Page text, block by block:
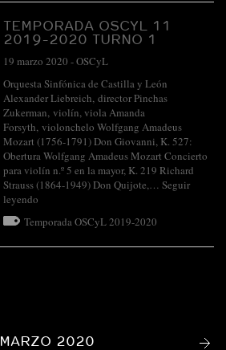
TEMPORADA OSCYL 11
2019-2020 TURNO 1
19 marzo 2020 -OSCyL
Orquesta Sinfónica de Castilla y León
Alexander Liebreich, director Pinchas
Zukerman, violín, viola Amanda
Forsyth, violonchelo Wolfgang Amadeus
Mozart (1756-1791) Don Giovanni, K. 527:
Obertura Wolfgang Amadeus Mozart Concierto
para violín n.º 5 en la mayor, K. 219 Richard
Strauss (1864-1949) Don Quijote,… Seguir
leyendo
Temporada OSCyL 2019-2020
MARZO 2020